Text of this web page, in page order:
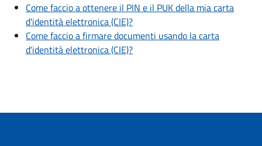
Come faccio a ottenere il PIN e il PUK della mia carta
d'identità elettronica (CIE)?
Come faccio a firmare documenti usando la carta
d'identità elettronica (CIE)?